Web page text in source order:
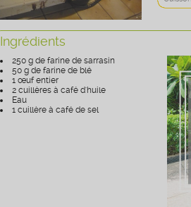
Ingrédients
250 g de farine de sarrasin
50 g de farine de blé
1 œuf entier
2 cuillères à café d'huile
Eau
1 cuillère à café de sel